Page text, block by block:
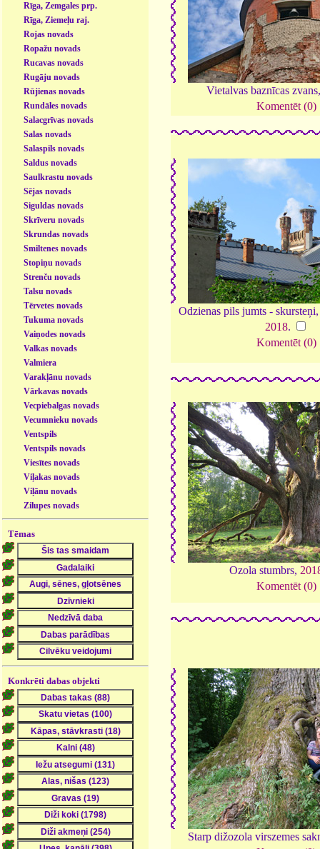
Rīga, Zemgales prp.
Rīga, Ziemeļu raj.
Rojas novads
Ropažu novads
Rucavas novads
Rugāju novads
Rūjienas novads
Rundāles novads
Salacgrīvas novads
Salas novads
Salaspils novads
Saldus novads
Saulkrastu novads
Sējas novads
Siguldas novads
Skrīveru novads
Skrundas novads
Smiltenes novads
Stopiņu novads
Strenču novads
Talsu novads
Tērvetes novads
Tukuma novads
Vaiņodes novads
Valkas novads
Valmiera
Varakļānu novads
Vārkavas novads
Vecpiebalgas novads
Vecumnieku novads
Ventspils
Ventspils novads
Viesītes novads
Viļakas novads
Viļānu novads
Zilupes novads
Tēmas
Konkrēti dabas objekti
Vietalvas baznīcas
Komentēt (0)
Odzienas pils jumts -
2018.
Komentēt (0)
Ozola stumbrs,
Komentēt (0)
Starp dižozola virszemes